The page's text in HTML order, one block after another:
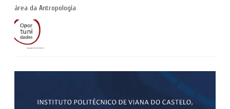
área da Antropologia